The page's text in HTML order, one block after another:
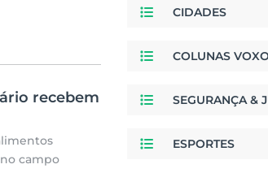
recebem
campo
CIDADES
COLUNAS
SEGURANÇA &
ESPORTES